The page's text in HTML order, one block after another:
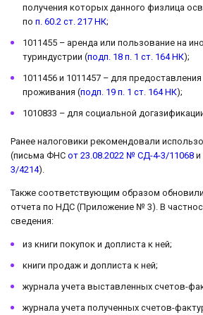
получения которых данного физлица
по п. 60.2 ст. 217 НК;
1011455 – аренда или пользование на
туриндустрии (подп. 18 п. 1 ст. 164 НК);
1011456 и 1011457 – для
проживания (подп. 19 п. 1 ст. 164 НК);
1010833 – для социальной
Ранее налоговики рекомендовали
(письма ФНС от 23.08.2022 № СД-4-3/11068 и
3/4214).
Также соответствующим образом
отчета по НДС (Приложение № 3). В
сведения:
из книги покупок и доплиста к ней;
книги продаж и доплиста к ней;
журнала учета выставленных счетов-
журнала учета полученных счетов-